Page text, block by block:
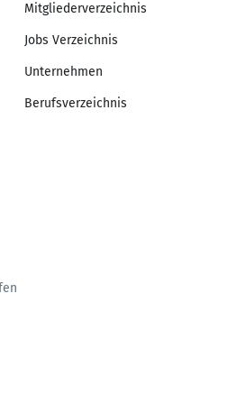
Mitgliederverzeichnis
Jobs Verzeichnis
Unternehmen
Berufsverzeichnis